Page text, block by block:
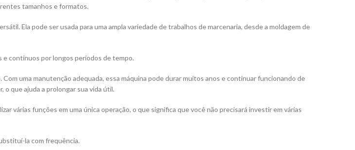
tamanhos e formatos.
Ela pode ser usada para uma ampla variedade de trabalhos de marcenaria, desde a moldagem de
e contínuos por longos períodos de tempo.
uma manutenção adequada, essa máquina pode durar muitos anos e continuar funcionando de
o que ajuda a prolongar sua vida útil.
várias funções em uma única operação, o que significa que você não precisará investir em várias
la com frequência.